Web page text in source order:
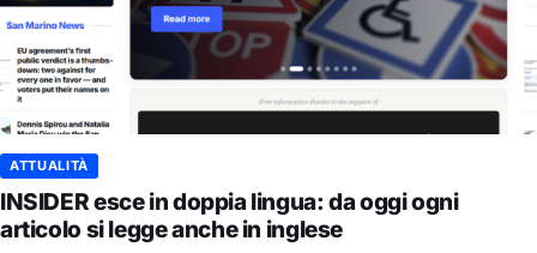
ATTUALITÀ
INSIDER esce in doppia lingua: da oggi ogni
articolo si legge anche in inglese